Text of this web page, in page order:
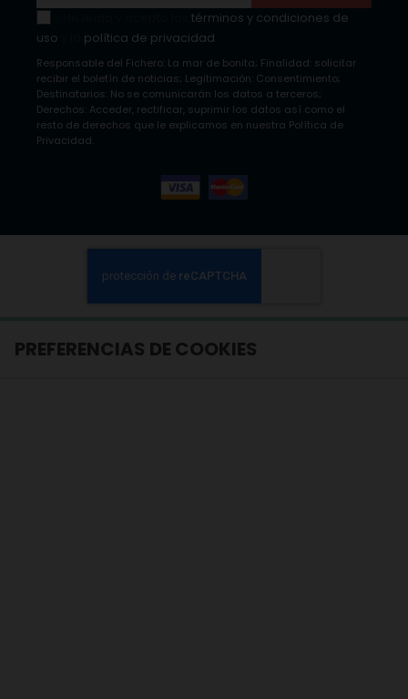
términos y condiciones de
uso
política de privacidad
Responsable del Fichero: La mar de bonita; Finalidad: solicitar
recibir el boletín de noticias; Legitimación: Consentimiento;
Destinatarios: No se comunicarán los datos a terceros;
Derechos: Acceder, rectificar, suprimir los datos así como el
resto de derechos que le explicamos en nuestra Política de
Privacidad.
PREFERENCIAS DE COOKIES